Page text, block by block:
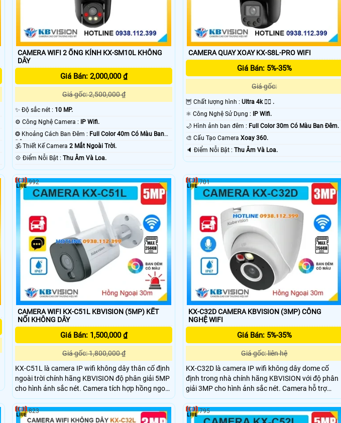
CAMERA WIFI 2 ỐNG KÍNH KX-SM10L KHÔNG
DÂY
Giá Bán: 2,000,000 ₫
Giá gốc: 2,500,000 ₫
✨ Độ sắc nét : 10 MP.
⚙ Công Nghệ Camera :
IP Wifi.
❂ Khoảng Cách Ban Đêm : Full Color 40m Có Màu Ban
Ðêm.🕉️ Thiết Kế Camera2 Mắt Ngoài Trời.
️💠 Điểm Nỗi Bật :Thu Âm Và Loa.
CAMERA QUAY XOAY KX-S8L-PRO WIFI
Giá Bán: 5%-35%
Giá gốc:
🦉 Chất lượng hình : Ultra 4k 👍🏾 .
⚛️ Công Nghệ Sử Dụng :
IP Wifi.
🌙 Hình ảnh ban đêm : Full Color 30m Có Màu Ban Ðêm.
🎨 Cấu Tạo Camera Xoay 360.
️🔈 Điểm Nỗi Bật : Thu Âm Và Loa.
CAMERA WIFI KX-C51L KBVISION (5MP) KẾT
NỐI KHÔNG DÂY
Giá Bán: 1,500,000 ₫
Giá gốc: 1,800,000 ₫
KX-C51L là camera IP wifi không dây thân cố định
ngoài trời chính hãng KBVISION độ phân giải 5MP
cho hình ảnh sắc nét. Camera tích hợp hồng ngoại
30m, ánh sáng kép full color, đàm thoại 2 chiều,
khe cắm thẻ nhớ 256GB, phát hiện người và xe, hỗ
trợ báo động thông minh. Với chuẩn chống nước
992
KX-C32D CAMERA KBVISION (3MP) CÔNG
NGHỆ WIFI
Giá Bán: 5%-35%
Giá gốc: liên hệ
KX-C32D là camera IP wifi không dây dome cố
định trong nhà chính hãng KBVISION với độ phân
giải 3MP cho hình ảnh sắc nét. Camera hỗ trợ
hồng ngoại 30m, ánh sáng kép full color, khe cắm
thẻ nhớ lên đến 256GB và khả năng phân biệt
người, xe chính xác. Với chuẩn kháng nước IP67
701
823 795